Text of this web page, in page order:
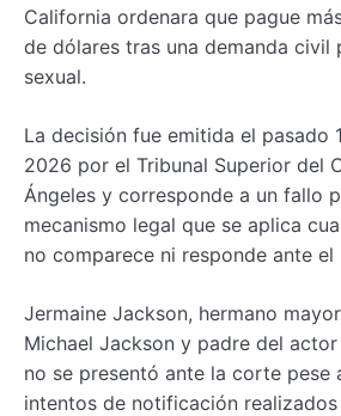
California ordenara que pague
de dólares tras una demanda civil
sexual.
La decisión fue emitida el pasado
2026 por el Tribunal Superior del
Ángeles y corresponde a un fallo
mecanismo legal que se aplica
no comparece ni responde ante
Jermaine Jackson, hermano
Michael Jackson y padre del
no se presentó ante la corte pese
intentos de notificación